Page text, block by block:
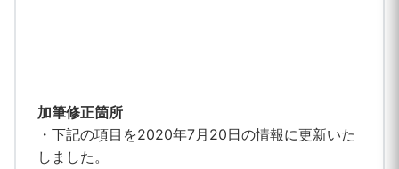
加筆修正箇所
・下記の項目を2020年7月20日の情報に更新いた
しました。